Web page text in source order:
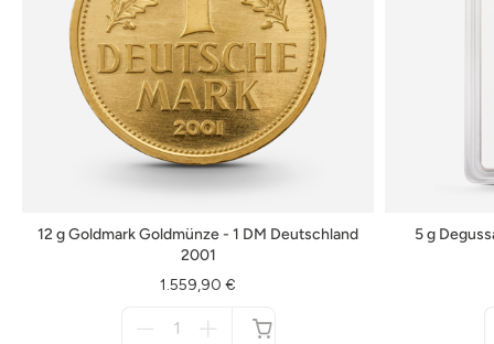
12 g Goldmark Goldmünze - 1 DM Deutschland
2001
1.559,90 €
5 g